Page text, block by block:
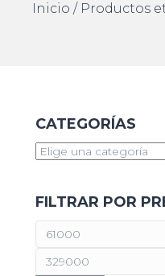
Inicio / Productos
CATEGORÍAS
FILTRAR POR